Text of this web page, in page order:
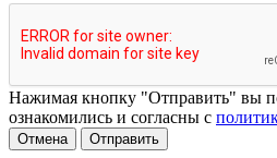
Нажимая кнопку "Отправить" вы
ознакомились и согласны с
Отмена Отправить